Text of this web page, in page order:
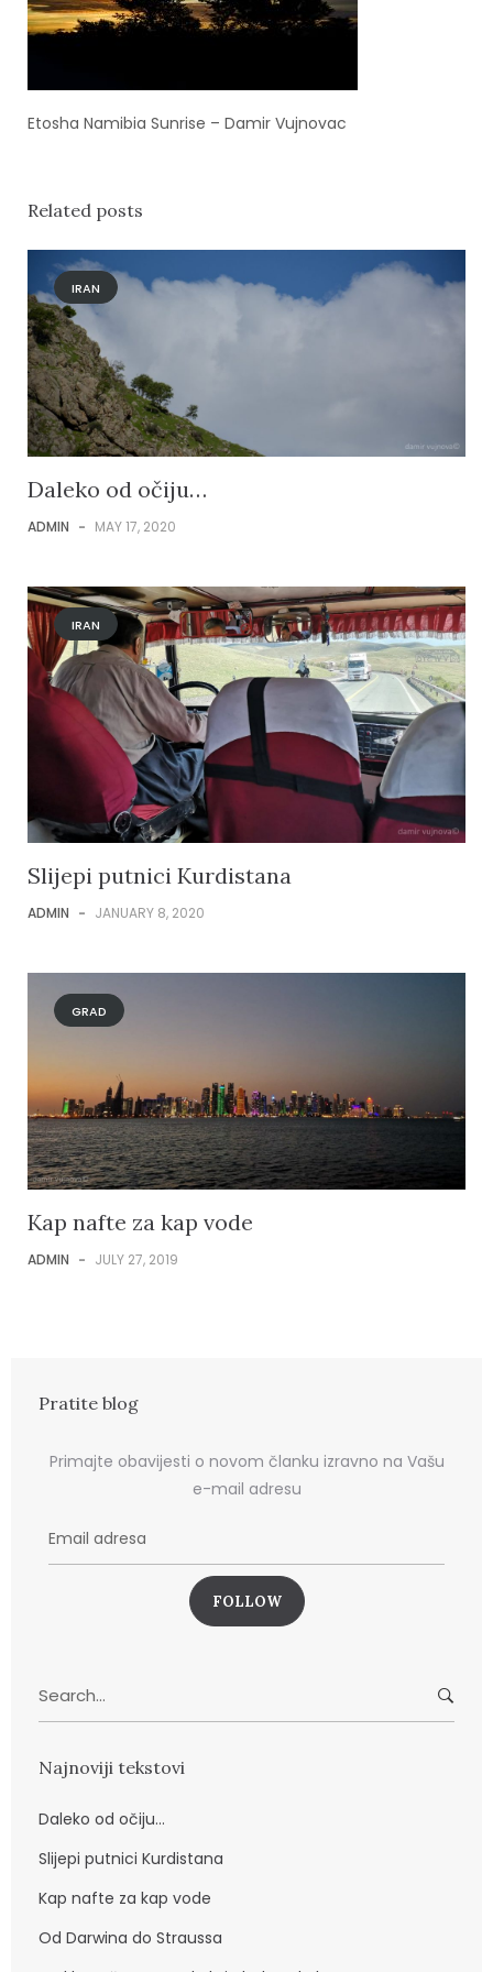
Etosha Namibia Sunrise – Damir Vujnovac
Related posts
IRAN
Daleko od očiju…
ADMIN - MAY 17, 2020
IRAN
Slijepi putnici Kurdistana
ADMIN - JANUARY 8, 2020
GRAD
Kap nafte za kap vode
ADMIN - JULY 27, 2019
Pratite blog
Primajte obavijesti o novom članku izravno na Vašu
e-mail adresu
d
r
s
for:
Najnoviji tekstovi
Daleko od očiju…
Slijepi putnici Kurdistana
Kap nafte za kap vode
Od Darwina do Straussa